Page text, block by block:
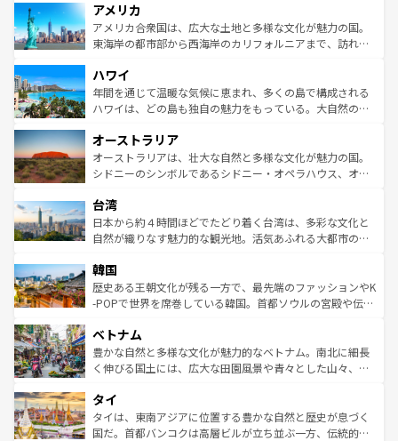
ンツ一覧を参照してほしい。
の建物がそのまま残る町や、スイスならではのユニークな
博物館もあり、アルプス観光だけでなく町歩きも満喫する
ことができる。国民の所得が高いため物価も高いが、旅行
ば市内交通費無料で観光を楽しむこともできる。 なお、新
着のスイス情報はコンテンツ一覧 を参照してほしい。
アメリカ
アメリカ合衆国は、広大な土地と多様な文化が魅力の国。
東海岸の都市部から西海岸のカリフォルニアまで、訪れる
のような巨大都市は、観光、ショッピング、エンターテイ
ンメントが詰まった刺激的なスポットだ。一方、アメリカ
西部には大自然が広がり、グランドキャニオンやイエロー
部のニューオーリンズでは、音楽と美食が融合した独特の
文化が魅力。旅行者はアメリカの各地域で異なる魅力を楽
しみながら、その多様性と豊かな歴史を感じることができ
ならではの贅沢な旅のスタイルだ。 なお、新着のアメリカ
情報はコンテンツ一覧を参照してほしい。
ハワイ
年間を通じて温暖な気候に恵まれ、多くの島で構成される
ハワイは、どの島も独自の魅力をもっている。大自然の神
ワイ島は見逃せない。また、定番の観光地といえばオアフ
島だが、静かな自然を求めるならマウイ島やカウアイ島が
おすすめ。エメラルドグリーンに輝く海をはじめ、豊かな
れるおもてなしの心で訪れる人々を迎えてくれるハワイの
人々、おいしいローカルフードやハワイアンミュージッ
ク、伝統的なフラダンスなど、すべてがハワイの魅力を彩
ワイを、存分に味わってほしい。 なお、新着のハワイ情報
はコンテンツ一覧を参照してほしい。
オーストラリア
オーストラリアは、壮大な自然と多様な文化が魅力の国。
シドニーのシンボルであるシドニー・オペラハウス、オー
リアリーフや大陸中央部にそびえるウルル（エアーズロッ
ク）、タスマニアの美しい原生林やケアンズの熱帯雨林な
ど、見どころがたくさん。また、カフェやワイン、オージ
いる。アクティビティも充実しており、サーフィンやダイ
ビング、ハイキングなど、アウトドア好きにはたまらな
い。オーストラリアの多彩な魅力を存分に味わいつくそ
参照してほしい。
台湾
日本から約４時間ほどでたどり着く台湾は、多彩な文化と
自然が織りなす魅力的な観光地。活気あふれる大都市の台
ン）、静ひつな山岳地帯である台湾東部など、都市の喧騒
と山間の静けさが共存しており、訪れる人に新しい発見と
驚きをもたらしてくれる。また、奥深い台湾の食文化も魅
容にもいいと評判のスイーツなど、バラエティ豊かな料理
が味わえる。 なお、新着の台湾情報は コンテンツ一覧を参
照してほしい。
韓国
歴史ある王朝文化が残る一方で、最先端のファッションやK
-POPで世界を席巻している韓国。首都ソウルの宮殿や伝統
き、地方に足を延ばせば四季折々の自然美を楽しむことが
できる。そして、キムチや焼肉、絶品のストリートフード
まで、さまざまな韓国料理が待っている。夜には、韓国な
リティに包まれながら、韓国の多彩な魅力を心ゆくまで味
わってみてほしい。 なお、新着の韓国情報はコンテンツ一
覧を参照してほしい。
ベトナム
豊かな自然と多様な文化が魅力的なベトナム。南北に細長
く伸びる国土には、広大な田園風景や青々とした山々、世
急速な発展と共に伝統が息づく。ハノイの古い町並みやホ
ーチミン市のフランス統治時代の建物も、独特の雰囲気を
醸し出している。また、バラエティの豊かさとおいしさで
タイ
タイは、東南アジアに位置する豊かな自然と歴史が息づく
国だ。首都バンコクは高層ビルが立ち並ぶ一方、伝統的な